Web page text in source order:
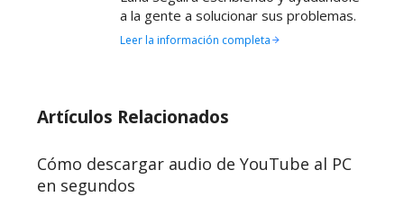
a la gente a solucionar sus problemas.
Leer la información completa
Artículos Relacionados
Cómo descargar audio de YouTube al PC
en segundos